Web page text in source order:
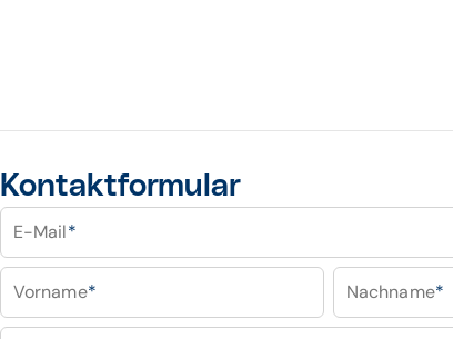
Kontaktformular
E-Mail*
Vorname* Nachname*